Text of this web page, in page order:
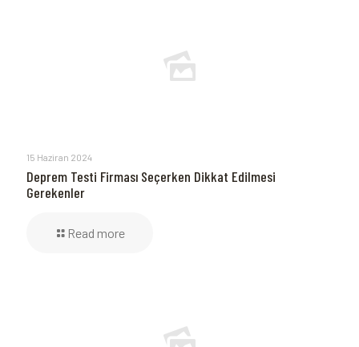
15 Haziran 2024
Deprem Testi Firması Seçerken Dikkat Edilmesi
Gerekenler
Read more